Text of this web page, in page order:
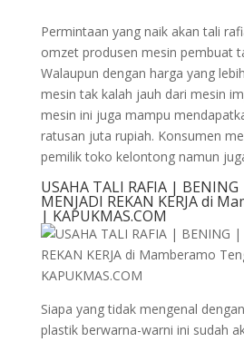
Permintaan yang naik akan tali
omzet produsen mesin pembuat
Walaupun dengan harga yang
mesin tak kalah jauh dari mesin
mesin ini juga mampu
ratusan juta rupiah. Konsumen
pemilik toko kelontong namun
USAHA TALI RAFIA |
MENJADI REKAN KERJA di
| KAPUKMAS.COM
Siapa yang tidak mengenal
plastik berwarna-warni ini sudah